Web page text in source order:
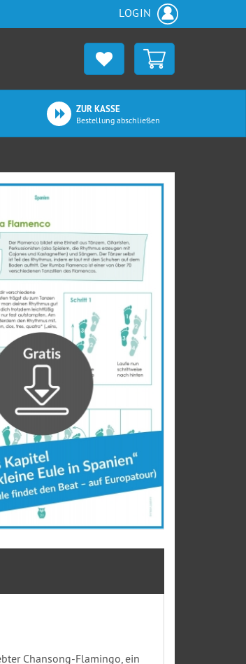
LOGIN
ZUR KASSE
Bestellung abschließen
Chansong-Flamingo, ein